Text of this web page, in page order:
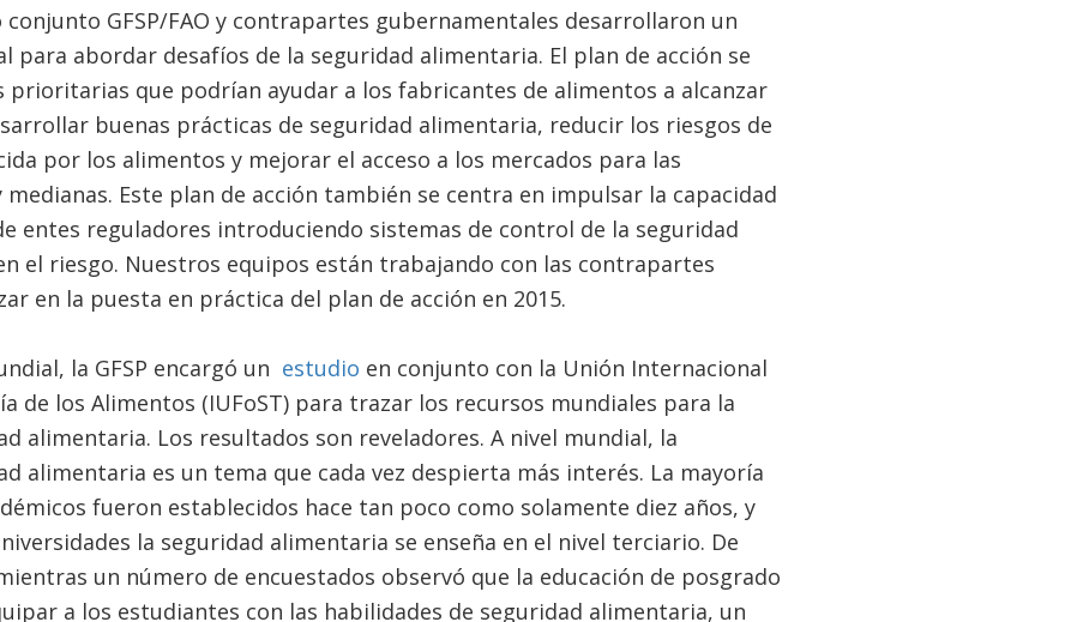
conjunto GFSP/FAO y contrapartes gubernamentales desarrollaron un
para abordar desafíos de la seguridad alimentaria. El plan de acción se
prioritarias que podrían ayudar a los fabricantes de alimentos a alcanzar
buenas prácticas de seguridad alimentaria, reducir los riesgos de
por los alimentos y mejorar el acceso a los mercados para las
medianas. Este plan de acción también se centra en impulsar la capacidad
entes reguladores introduciendo sistemas de control de la seguridad
el riesgo. Nuestros equipos están trabajando con las contrapartes
en la puesta en práctica del plan de acción en 2015.
la GFSP encargó un estudio en conjunto con la Unión Internacional
de los Alimentos (IUFoST) para trazar los recursos mundiales para la
alimentaria. Los resultados son reveladores. A nivel mundial, la
alimentaria es un tema que cada vez despierta más interés. La mayoría
fueron establecidos hace tan poco como solamente diez años, y
la seguridad alimentaria se enseña en el nivel terciario. De
un número de encuestados observó que la educación de posgrado
a los estudiantes con las habilidades de seguridad alimentaria, un